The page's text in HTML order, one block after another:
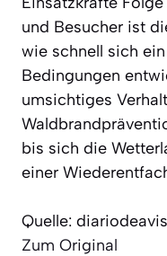
und Besucher ist
wie schnell sich
Bedingungen
umsichtiges
bis sich die
einer
Quelle:
Zum Original